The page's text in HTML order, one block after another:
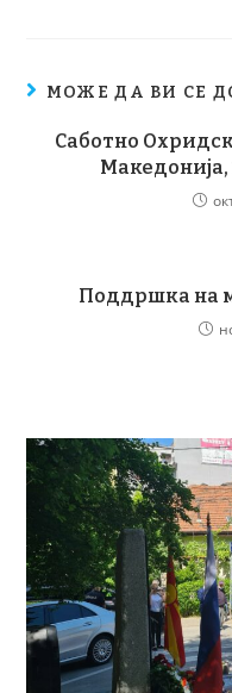
МОЖЕ ДА ВИ СЕ
Саботно
Поддршка на